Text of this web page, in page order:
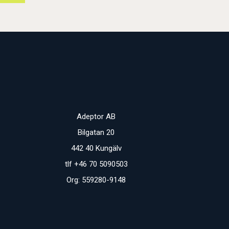
Adeptor AB
Bilgatan 20
442 40 Kungälv
tlf +46 70 5090503
Org: 559280-9148